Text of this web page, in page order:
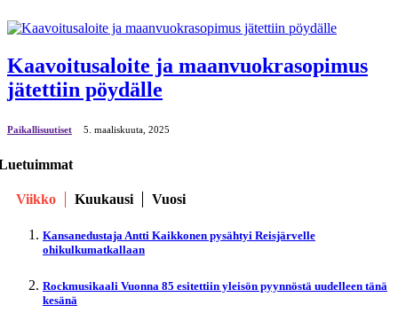
Kaavoitusaloite ja maanvuokrasopimus
jätettiin pöydälle
Paikallisuutiset 5. maaliskuuta, 2025
Viikko Kuukausi Vuosi
Kansanedustaja Antti Kaikkonen pysähtyi Reisjärvelle
ohikulkumatkallaan
Rockmusikaali Vuonna 85 esitettiin yleisön pyynnöstä uudelleen tänä
kesänä